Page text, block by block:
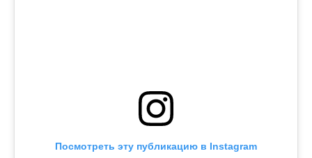
Посмотреть эту публикацию в Instagram